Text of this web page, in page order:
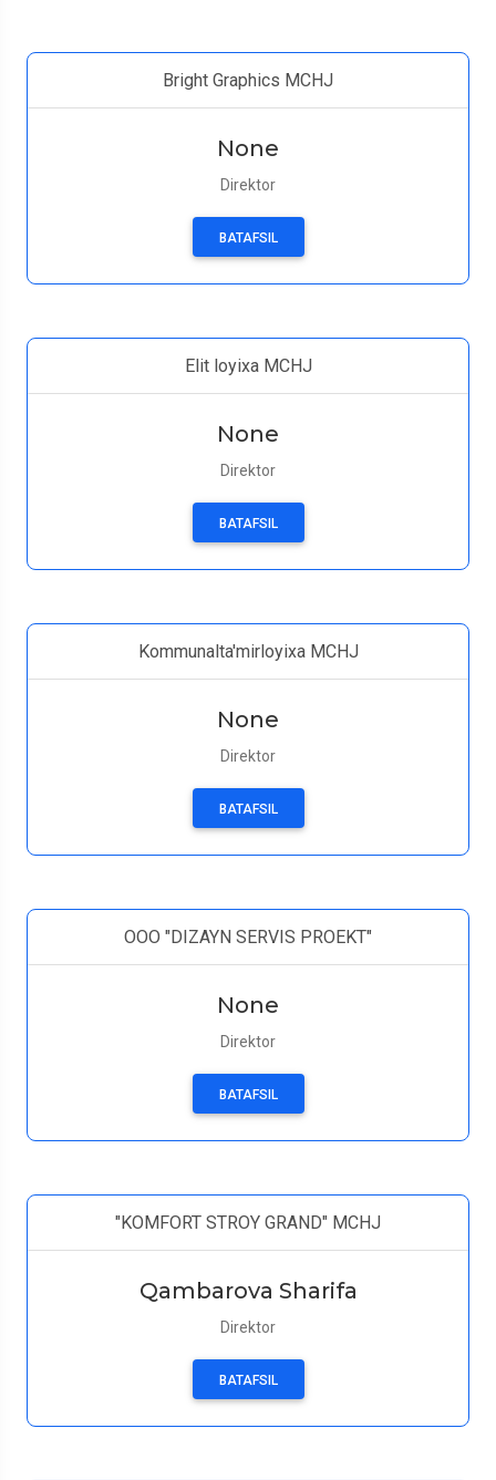
Bright Graphics MCHJ
None
Direktor
BATAFSIL
Elit loyixa MCHJ
None
Direktor
BATAFSIL
Kommunalta'mirloyixa MCHJ
None
Direktor
BATAFSIL
ООО "DIZAYN SERVIS PROEKT"
None
Direktor
BATAFSIL
"KOMFORT STROY GRAND" MCHJ
Qambarova Sharifa
Direktor
BATAFSIL